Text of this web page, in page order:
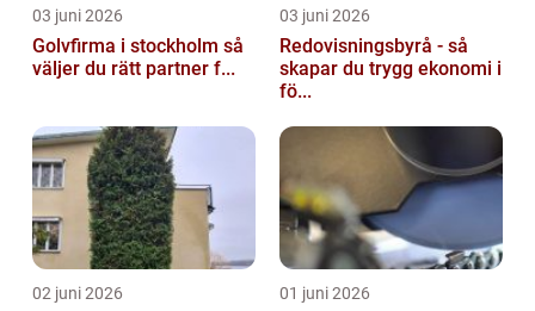
03 juni 2026
Golvfirma i stockholm så
väljer du rätt partner f...
03 juni 2026
Redovisningsbyrå - så
skapar du trygg ekonomi i
fö...
02 juni 2026 01 juni 2026